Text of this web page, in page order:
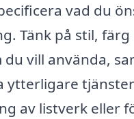
vad du
Tänk på stil,
vill använda,
ytterligare
av listverk eller